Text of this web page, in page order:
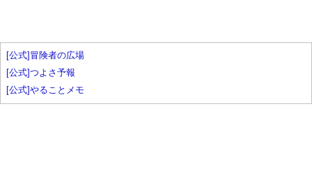
[公式]冒険者の広場
[公式]つよさ予報
[公式]やることメモ